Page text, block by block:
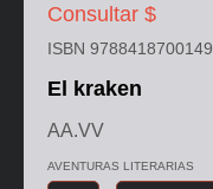
Consultar $
ISBN 9788418700149
El kraken
AA.VV
AVENTURAS LITERARIAS